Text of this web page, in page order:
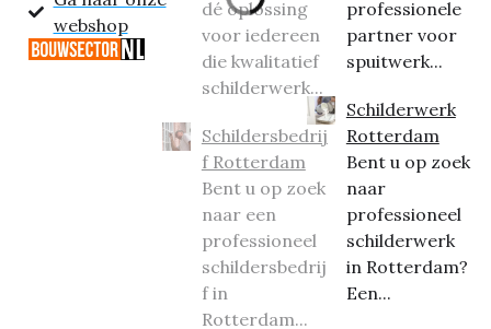
webshop
dé oplossing
voor iedereen
die kwalitatief
schilderwerk...
Schildersbedrij
f Rotterdam
Bent u op zoek
naar een
professioneel
schildersbedrij
f in
Rotterdam...
professionele
partner voor
spuitwerk...
Schilderwerk
Rotterdam
Bent u op zoek
naar
professioneel
schilderwerk
in Rotterdam?
Een...